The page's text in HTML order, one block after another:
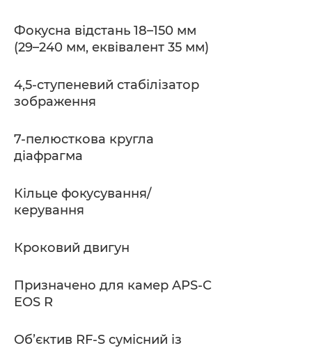
Фокусна відстань 18–150 мм
(29–240 мм, еквівалент 35 мм)
4,5-ступеневий стабілізатор
зображення
7-пелюсткова кругла
діафрагма
Кільце фокусування/
керування
Кроковий двигун
Призначено для камер APS-C
EOS R
Об’єктив RF-S сумісний із